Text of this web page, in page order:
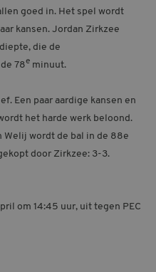
goed in. Het spel wordt
kansen. Jordan Zirkzee
die de
78e minuut.
Een paar aardige kansen en
het harde werk beloond.
Welij wordt de bal in de 88e
door Zirkzee: 3-3.
om 14:45 uur, uit tegen PEC